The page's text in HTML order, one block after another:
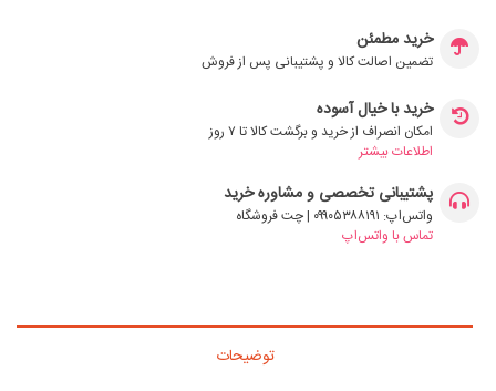
خرید مطمئن
تضمین اصالت کالا و پشتیبانی پس از فروش
خرید با خیال آسوده
امکان انصراف از خرید و برگشت کالا تا ۷ روز
اطلاعات بیشتر
پشتیبانی تخصصی و مشاوره خرید
واتس‌اپ: ۰۹۹۰۵۳۸۸۱۹۱ | چت فروشگاه
تماس با واتس‌اپ
توضیحات